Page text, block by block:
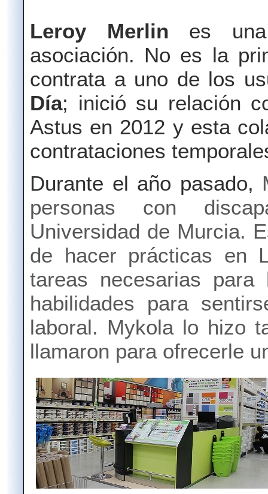
Leroy Merlin es
asociación. No es la
contrata a uno de los
Día; inició su relación
Astus en 2012 y esta
contrataciones
Durante el año pasado,
personas con
Universidad de Murcia.
de hacer prácticas en
tareas necesarias
habilidades para
laboral. Mykola lo hizo
llamaron para ofrecerle